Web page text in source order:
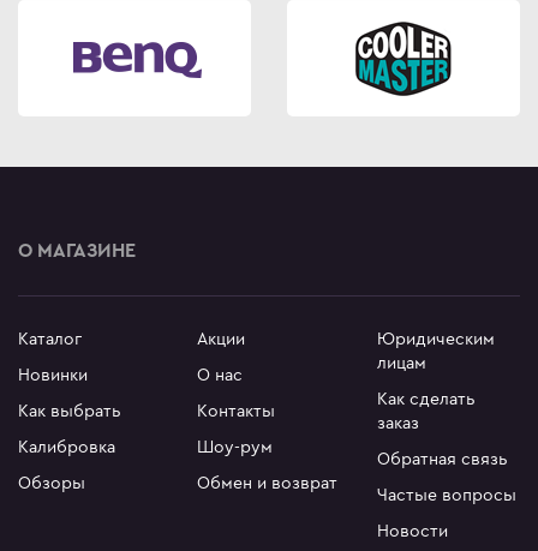
О МАГАЗИНЕ
Каталог
Новинки
Как выбрать
Калибровка
Обзоры
Акции
О нас
Контакты
Шоу-рум
Обмен и возврат
Юридическим
лицам
Как сделать
заказ
Обратная связь
Частые вопросы
Новости